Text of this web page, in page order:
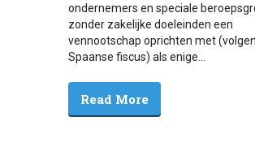
ondernemers en speciale
zonder zakelijke doeleinden een
vennootschap oprichten met
Spaanse fiscus) als enige...
Read More